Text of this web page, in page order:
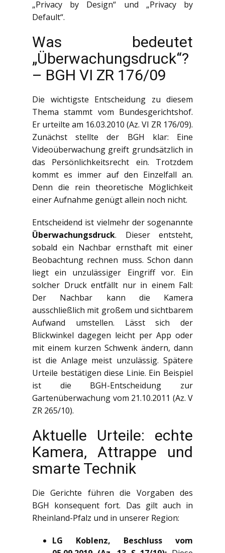
„Privacy by Design“ und „Privacy by
Default“.
Was bedeutet
„Überwachungsdruck“?
– BGH VI ZR 176/09
Die wichtigste Entscheidung zu diesem
Thema stammt vom Bundesgerichtshof.
Er urteilte am 16.03.2010 (Az. VI ZR 176/09).
Zunächst stellte der BGH klar: Eine
Videoüberwachung greift grundsätzlich in
das Persönlichkeitsrecht ein. Trotzdem
kommt es immer auf den Einzelfall an.
Denn die rein theoretische Möglichkeit
einer Aufnahme genügt allein noch nicht.
Entscheidend ist vielmehr der sogenannte
Überwachungsdruck. Dieser entsteht,
sobald ein Nachbar ernsthaft mit einer
Beobachtung rechnen muss. Schon dann
liegt ein unzulässiger Eingriff vor. Ein
solcher Druck entfällt nur in einem Fall:
Der Nachbar kann die Kamera
ausschließlich mit großem und sichtbarem
Aufwand umstellen. Lässt sich der
Blickwinkel dagegen leicht per App oder
mit einem kurzen Schwenk ändern, dann
ist die Anlage meist unzulässig. Spätere
Urteile bestätigen diese Linie. Ein Beispiel
ist die BGH-Entscheidung zur
Gartenüberwachung vom 21.10.2011 (Az. V
ZR 265/10).
Aktuelle Urteile: echte
Kamera, Attrappe und
smarte Technik
Die Gerichte führen die Vorgaben des
BGH konsequent fort. Das gilt auch in
Rheinland-Pfalz und in unserer Region:
LG Koblenz, Beschluss vom